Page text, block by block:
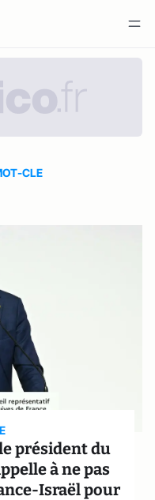
CLE
président du
à ne pas
Israël pour